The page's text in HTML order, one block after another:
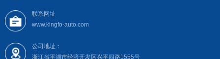
联系网址
www.kingfo-auto.com
公司地址：
浙江省平湖市经济开发区兴平四路1555号